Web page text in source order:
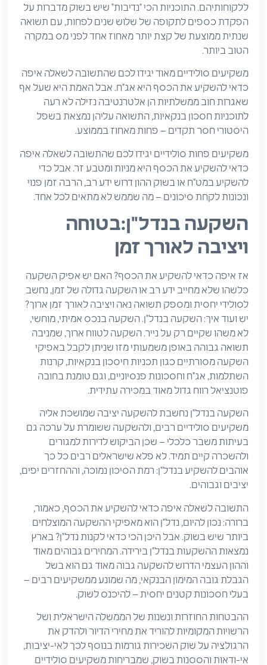
ללקוחותיהם. התוכניות הכי "נדיבות" שיש בשוק מדברות על
הפקדת כספים לתקופה של שלוש שנים לפחות, עם תשואה
שנתית ממוצעת של קצת יותר מאחוז אחד לפני מס במקרה
הטוב ביותר.
משקיעים סולידיים מאוד יגידו לכם שהתשובה לשאלה איפה
כדאי להשקיע את הכסף היא אג"ח. אבל האמת היא שעל אף
שאגרות חוב ממשלתיות הן אלטרנטיבה נזילה לא רעה
לתוכניות חסכון בנקאיות, התשואה עליהן נמצאת בשפל
היסטורי חסר תקדים – פחות מאחוז בממוצע.
משקיעים פחות סולידיים יגידו לכם שהתשובה לשאלה איפה
כדאי להשקיע את הכסף היא מניות ומטבע זר. אבל כדי
להשקיע במט"ח או בשוק ההון דרוש ידע רב, הרבה זמן פנוי
ונכונות לקחת סיכונים – מה שממש לא מתאים לכל אחד.
השקעה בנדל"ן:בטוחה
ויציבה לאורך זמן
אז איפה כדאי להשקיע את הכסף? האם יש אפיק השקעה
כלשהו שלא מחייב ידע רב או השקעה גדולה של זמן, נחשב
לסולידי יחסית ומספק תשואה נאה ויציבה לאורך זמן ארוך?
יש ועוד איך: השקעה בנדל"ן. השקעה בנכס אמיתי, מוחשי,
לא משהו שקיים רק על נייר. השקעה לטווח ארוך, שמניבה
תשואה גבוהה באופן משמעותי מזו שניתן לקבל באפיקי
השקעה מסורתיים כגון תכניות חיסכון בנקאיות, קרנות
השתלמות, אג"ח וחסכונות פנסיוניים, וגם טומנת בחובה
פוטנציאל רווח גדול מאוד במכירה עתידית.
השקעה בנדל"ן נחשבת להשקעה יציבה שמושכת אליה
משקיעים סולידיים רבים, ולהשקעה ששומרת על ערכה גם
בעיתות משבר כלכלי – שכן הביקוש לדירות למגורים
ולהשכרה קיים תמיד. לא פלא שישראלים רבים כל כך
אוהבים להשקיע בנדל"ן: רמת הסיכון נמוכה, וההחזרים יפים,
יציבים וגבוהים.
התשובה לשאלה איפה כדאי להשקיע את הכסף, כאמור,
ברורה: נכון להיום, נדל"ן הוא מאפיקי ההשקעה המוצלחים
ביותר שיש בשוק. אבל היכן הכי כדאי לקנות נדל"ן? בארץ
נמצאות ההשקעות בנדל"ן בירידה. המחירים גבוהים מאוד
וההון העצמי הדרוש להשקעה גבוה מאוד גם הוא בשל
הגבלת גובה המימון הבנקאי, מה שמונע ממשקיעים רבים –
בעלי חסכונות קטנים יחסית – להיכנס לשוק.
ההבטחות החוזרות ונשנות של הממשלה הישראלית ושל
הרשויות המקומיות להוריד את מחירי הדיור ולהדק את
הרגולציה על שוק השכירות גורמות בנוסף לכך לאי-יציבות,
אי-ודאות והססנות בשוק, שמבריחות משקיעים סולידיים